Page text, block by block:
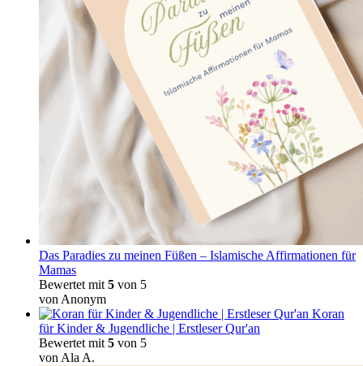
Das Paradies zu meinen Füßen – Islamische Affirmationen für
Mamas
Bewertet mit 5 von 5
von Anonym
Koran
für Kinder & Jugendliche | Erstleser Qur'an
Bewertet mit 5 von 5
von Ala A.